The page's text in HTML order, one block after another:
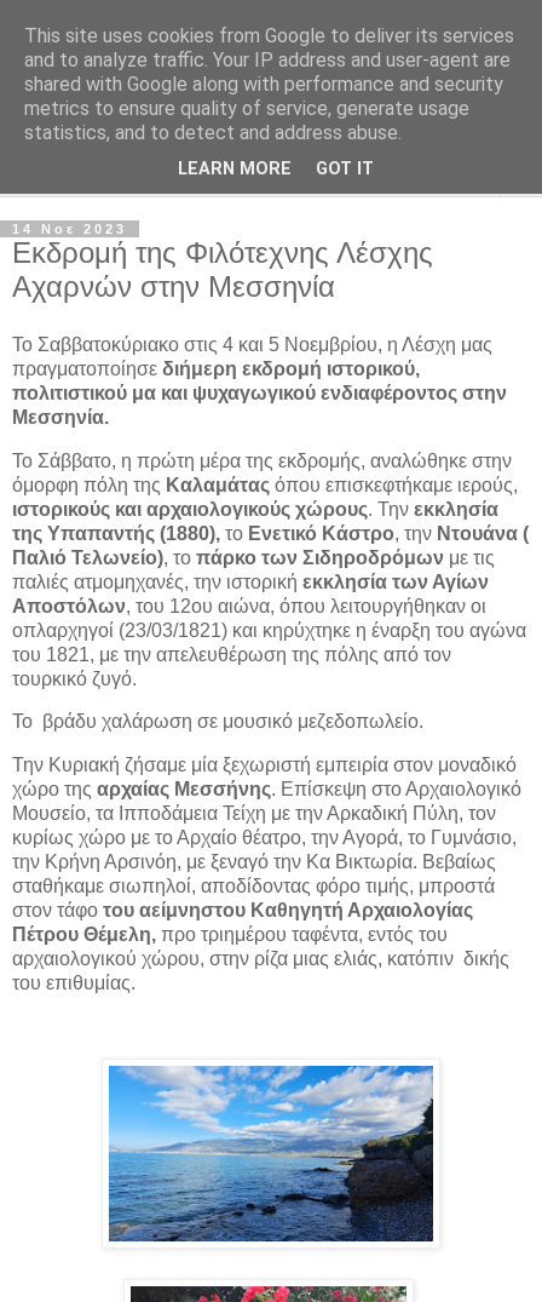
Φιλότεχνη Λέσχη Αχαρνών
Για την τέχνη και τον Πολιτισμό
14 Νοε 2023
Εκδρομή της Φιλότεχνης Λέσχης
Αχαρνών στην Μεσσηνία
Το Σαββατοκύριακο στις 4 και 5 Νοεμβρίου, η Λέσχη μας
πραγματοποίησε διήμερη εκδρομή ιστορικού,
πολιτιστικού μα και ψυχαγωγικού ενδιαφέροντος στην
Μεσσηνία.
Το Σάββατο, η πρώτη μέρα της εκδρομής, αναλώθηκε στην
όμορφη πόλη της Καλαμάτας όπου επισκεφτήκαμε ιερούς,
ιστορικούς και αρχαιολογικούς χώρους. Την εκκλησία
της Υπαπαντής (1880), το Ενετικό Κάστρο, την Ντουάνα (
Παλιό Τελωνείο), το πάρκο των Σιδηροδρόμων με τις
παλιές ατμομηχανές, την ιστορική εκκλησία των Αγίων
Αποστόλων, του 12ου αιώνα, όπου λειτουργήθηκαν οι
οπλαρχηγοί (23/03/1821) και κηρύχτηκε η έναρξη του αγώνα
του 1821, με την απελευθέρωση της πόλης από τον
τουρκικό ζυγό.
Το βράδυ χαλάρωση σε μουσικό μεζεδοπωλείο.
Την Κυριακή ζήσαμε μία ξεχωριστή εμπειρία στον μοναδικό
χώρο της αρχαίας Μεσσήνης. Επίσκεψη στο Αρχαιολογικό
Μουσείο, τα Ιπποδάμεια Τείχη με την Αρκαδική Πύλη, τον
κυρίως χώρο με το Αρχαίο θέατρο, την Αγορά, το Γυμνάσιο,
την Κρήνη Αρσινόη, με ξεναγό την Κα Βικτωρία. Βεβαίως
σταθήκαμε σιωπηλοί, αποδίδοντας φόρο τιμής, μπροστά
στον τάφο του αείμνηστου Καθηγητή Αρχαιολογίας
Πέτρου Θέμελη, προ τριημέρου ταφέντα, εντός του
αρχαιολογικού χώρου, στην ρίζα μιας ελιάς, κατόπιν δικής
του επιθυμίας.
This site uses cookies from Google to deliver its services
and to analyze traffic. Your IP address and user-agent are
shared with Google along with performance and security
metrics to ensure quality of service, generate usage
statistics, and to detect and address abuse.
LEARN MORE GOT IT